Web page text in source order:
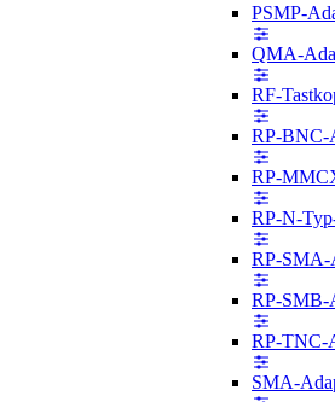
PSMP-
QMA-
RF-
RP-BNC-
RP-
RP-N-
RP-SMA-
RP-SMB-
RP-TNC-
SMA-